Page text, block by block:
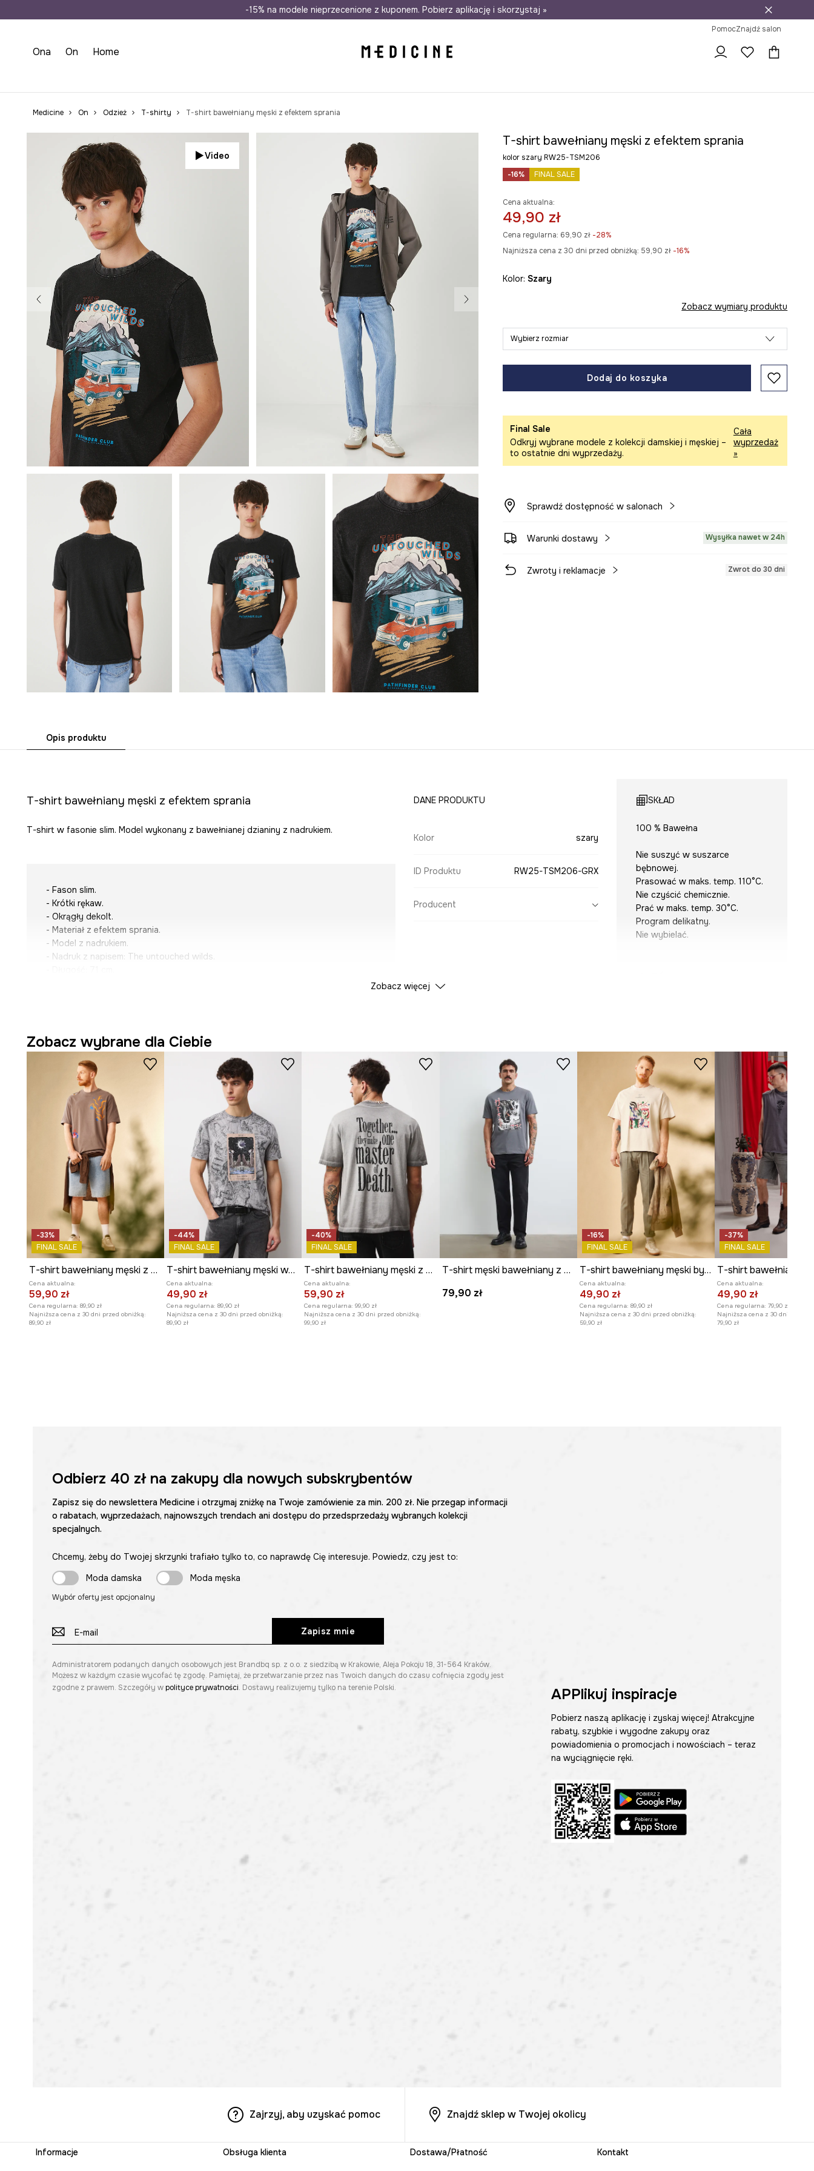
Wysyłka nawet w 24h Darmowa dostawa do salonów 30 dni na zwrot
-15% na modele nieprzecenione z kuponem. Pobierz aplikację i skorzystaj »
PomocZnajdź salon
Ona On Home
Medicine On Odzież T-shirty T-shirt bawełniany męski z efektem sprania
Video
T-shirt bawełniany męski z efektem sprania
kolor szary RW25-TSM206
-16%
FINAL SALE
Cena aktualna:
49,90 zł
Cena regularna: 69,90 zł-28%
Najniższa cena z 30 dni przed obniżką: 59,90 zł -16%
Kolor: szary
Zobacz wymiary produktu
Wybierz rozmiar
Dodaj do koszyka
Final Sale
Odkryj wybrane modele z kolekcji damskiej i męskiej –
to ostatnie dni wyprzedaży.
Cała
wyprzedaż
»
Sprawdź dostępność w salonach
Warunki dostawy Wysyłka nawet w 24h
Zwroty i reklamacje Zwrot do 30 dni
Opis produktu
T-shirt bawełniany męski z efektem sprania
T-shirt w fasonie slim. Model wykonany z bawełnianej dzianiny z nadrukiem.
- Fason slim.
- Krótki rękaw.
- Okrągły dekolt.
- Materiał z efektem sprania.
- Model z nadrukiem.
- Nadruk z napisem: The untouched wilds.
DANE PRODUKTU
Kolor szary
ID Produktu RW25-TSM206-GRX
Producent
SKŁAD
100 % Bawełna
Nie suszyć w suszarce
bębnowej.
Prasować w maks. temp. 110°C.
Nie czyścić chemicznie.
Prać w maks. temp. 30°C.
Program delikatny.
Nie wybielać.
Zobacz więcej
Zobacz wybrane dla Ciebie
-33%
FINAL SALE
T-shirt bawełniany męski z elastanem by Patrycja Niewiadomska, Sense of Values kolor szary
Cena aktualna:
59,90 zł
Cena regularna: 89,90 zł
Najniższa cena z 30 dni przed obniżką:
89,90 zł
-44%
FINAL SALE
T-shirt bawełniany męski wzorzysty
Cena aktualna:
49,90 zł
Cena regularna: 89,90 zł
Najniższa cena z 30 dni przed obniżką:
89,90 zł
-40%
FINAL SALE
T-shirt bawełniany męski z kolekcji Harry Potter
Cena aktualna:
59,90 zł
Cena regularna: 99,90 zł
Najniższa cena z 30 dni przed obniżką:
99,90 zł
T-shirt męski bawełniany z nadrukiem
79,90 zł
-16%
FINAL SALE
T-shirt bawełniany męski by Barbora Idesová, Sense of Values kolor szary
Cena aktualna:
49,90 zł
Cena regularna: 89,90 zł
Najniższa cena z 30 dni przed obniżką:
59,90 zł
-37%
FINAL SALE
Cena aktualna:
49,90 zł
Cena regularna: 79,90 zł
Najniższa cena z 30 dni przed
79,90 zł
Odbierz 40 złna zakupy dla nowych subskrybentów
Zapisz się do newslettera Medicine i otrzymaj zniżkę na Twoje zamówienie za min. 200 zł. Nie przegap informacji
o rabatach, wyprzedażach, najnowszych trendach ani dostępu do przedsprzedaży wybranych kolekcji
specjalnych.
Chcemy, żeby do Twojej skrzynki trafiało tylko to, co naprawdę Cię interesuje. Powiedz, czy jest to:
Moda damska
Moda męska
Wybór oferty jest opcjonalny
Zapisz mnie
Administratorem podanych danych osobowych jest Brandbq sp. z o.o. z siedzibą w Krakowie, Aleja Pokoju 18, 31-564 Kraków.
Możesz w każdym czasie wycofać tę zgodę. Pamiętaj, że przetwarzanie przez nas Twoich danych do czasu cofnięcia zgody jest
zgodne z prawem. Szczegóły w polityce prywatności. Dostawy realizujemy tylko na terenie Polski. APPlikuj inspiracje
Pobierz naszą aplikację i zyskaj więcej! Atrakcyjne
rabaty, szybkie i wygodne zakupy oraz
powiadomienia o promocjach i nowościach – teraz
na wyciągnięcie ręki.
Zajrzyj, aby uzyskać pomoc Znajdź sklep w Twojej okolicy
Informacje Obsługa klienta Dostawa/Płatność Kontakt